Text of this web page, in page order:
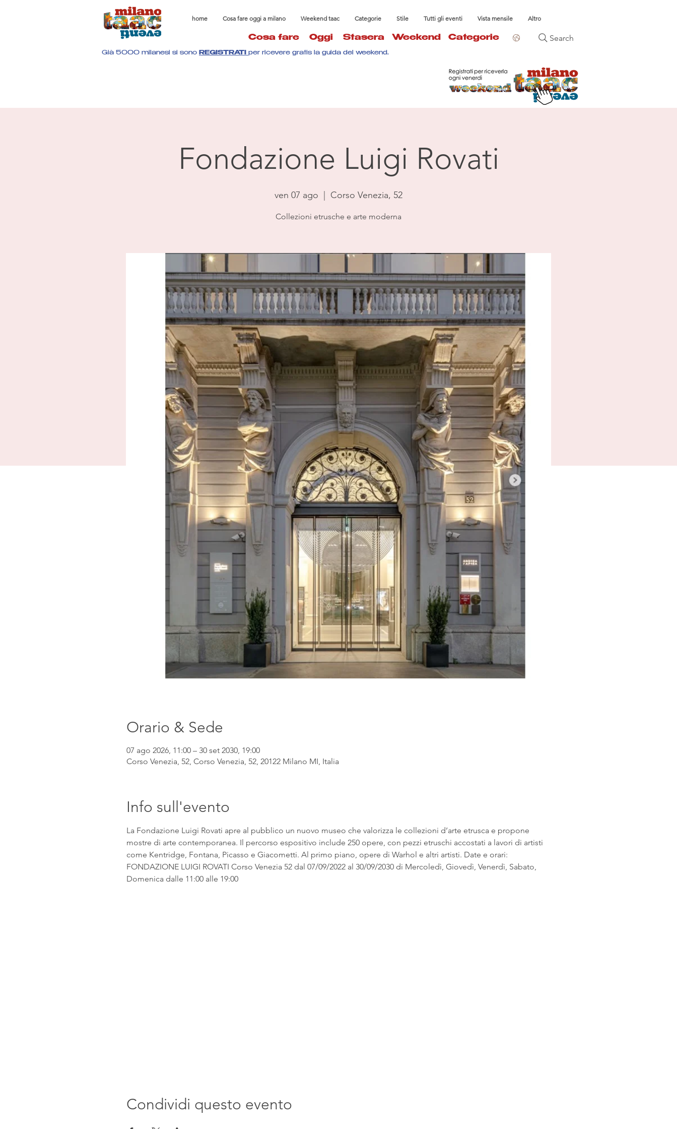
home Cosa fare oggi a milano Weekend taac Categorie Stile Tutti gli eventi Vista mensile Altro
Cosa fare Oggi Stasera Weekend Categorie Search
Già 5000 milanesi si sono REGISTRATI per ricevere gratis la guida del weekend.
Fondazione Luigi Rovati
ven 07 ago Corso Venezia, 52
Collezioni etrusche e arte moderna
Orario & Sede
07 ago 2026, 11:00 – 30 set 2030, 19:00
Corso Venezia, 52, Corso Venezia, 52, 20122 Milano MI, Italia
Info sull'evento
La Fondazione Luigi Rovati apre al pubblico un nuovo museo che valorizza le collezioni d’arte etrusca e propone
mostre di arte contemporanea. Il percorso espositivo include 250 opere, con pezzi etruschi accostati a lavori di artisti
come Kentridge, Fontana, Picasso e Giacometti. Al primo piano, opere di Warhol e altri artisti. Date e orari:
FONDAZIONE LUIGI ROVATI Corso Venezia 52 dal 07/09/2022 al 30/09/2030 di Mercoledì, Giovedì, Venerdì, Sabato,
Domenica dalle 11:00 alle 19:00
Condividi questo evento